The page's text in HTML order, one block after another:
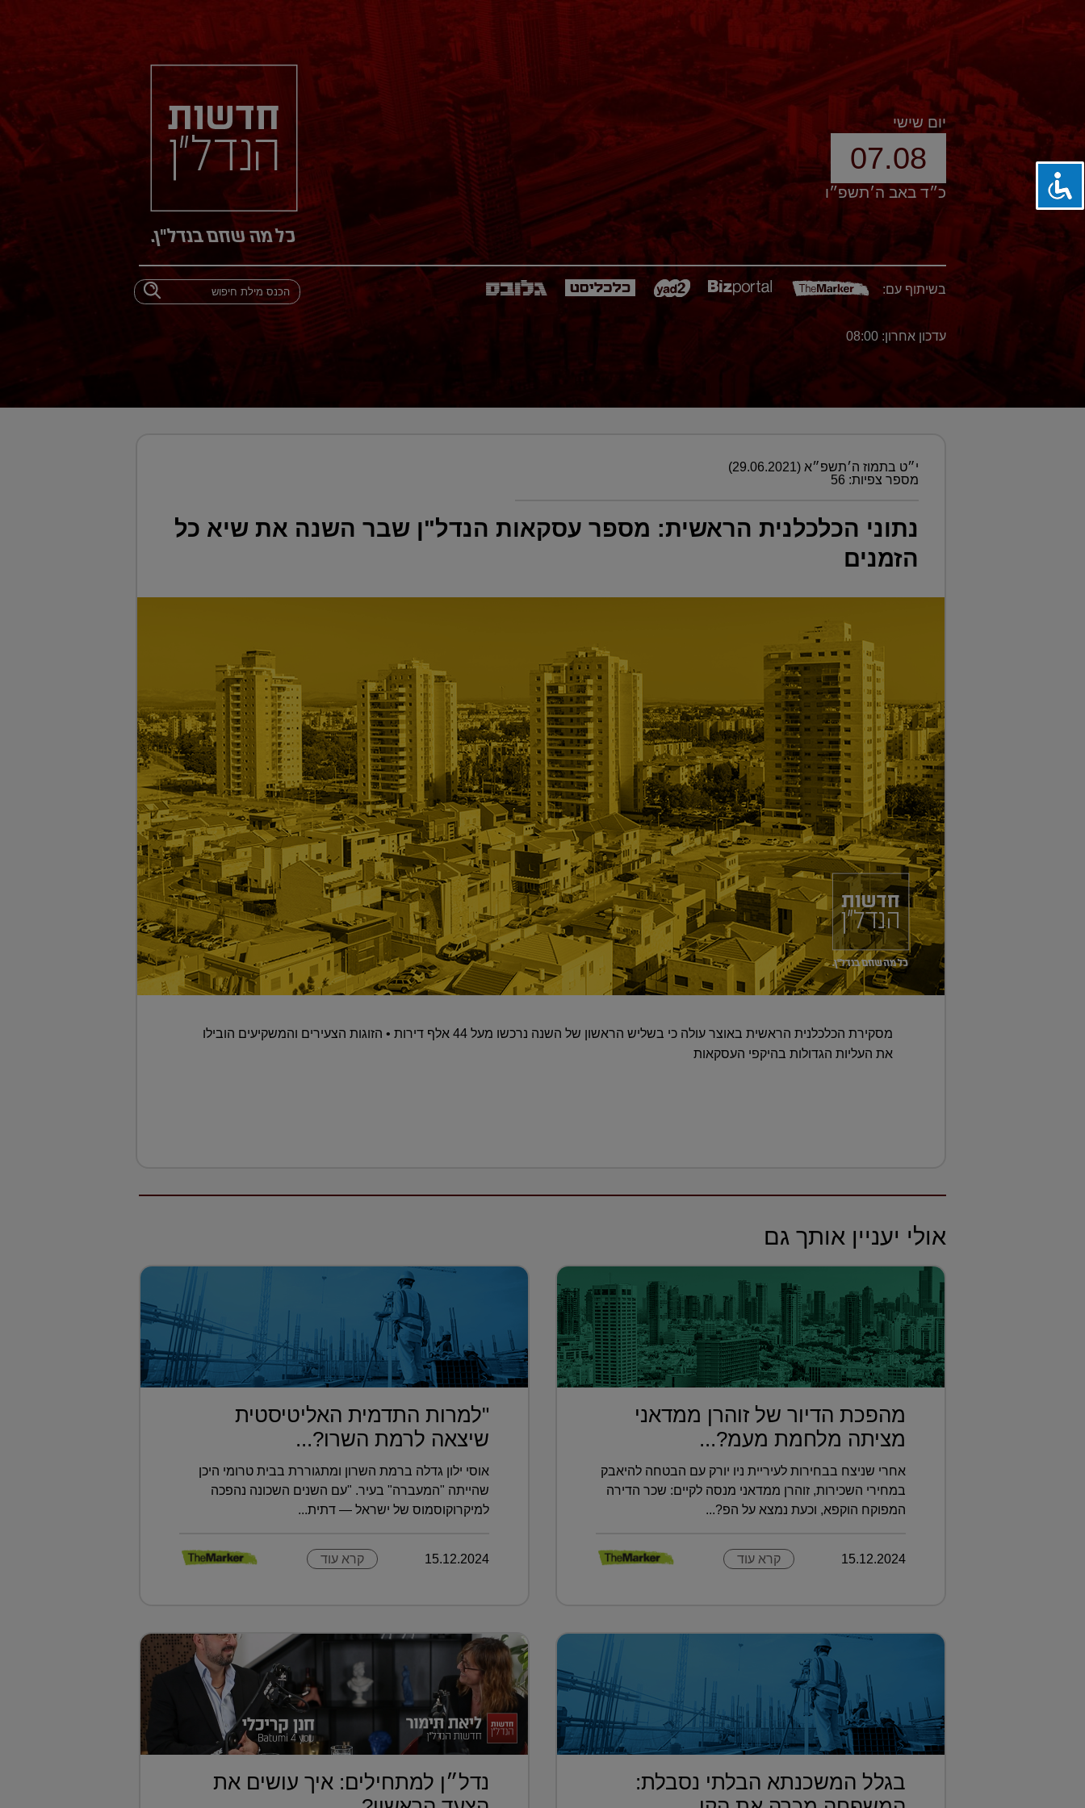
יום שישי
07.08
כ״ד באב ה׳תשפ״ו
בשיתוף עם:
עדכון אחרון: 08:00
י״ט בתמוז ה׳תשפ״א (29.06.2021)
מספר צפיות: 56
נתוני הכלכלנית הראשית: מספר עסקאות הנדל"ן שבר השנה את שיא כל
הזמנים
מסקירת הכלכלנית הראשית באוצר עולה כי בשליש הראשון של השנה נרכשו מעל 44 אלף דירות • הזוגות הצעירים והמשקיעים הובילו
את העליות הגדולות בהיקפי העסקאות
אולי יעניין אותך גם
מהפכת הדיור של זוהרן ממדאני
מציתה מלחמת מעמ?...
אחרי שניצח בבחירות לעיריית ניו יורק עם הבטחה להיאבק
במחירי השכירות, זוהרן ממדאני מנסה לקיים: שכר הדירה
המפוקח הוקפא, וכעת נמצא על הפ?...
15.12.2024 קרא עוד
"למרות התדמית האליטיסטית
שיצאה לרמת השרו?...
אוסי ילון גדלה ברמת השרון ומתגוררת בבית טרומי היכן
שהייתה "המעברה" בעיר. "עם השנים השכונה נהפכה
למיקרוקוסמוס של ישראל — דתית...
15.12.2024 קרא עוד
בגלל המשכנתא הבלתי נסבלת:
נדל״ן למתחילים: איך עושים את